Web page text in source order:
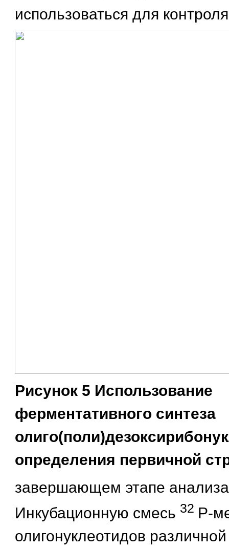
использоваться для
Рисунок 5 Использование
ферментативного синтеза
определения первичной
завершающем этапе
Инкубационную смесь 32 Р-
олигонуклеотидов